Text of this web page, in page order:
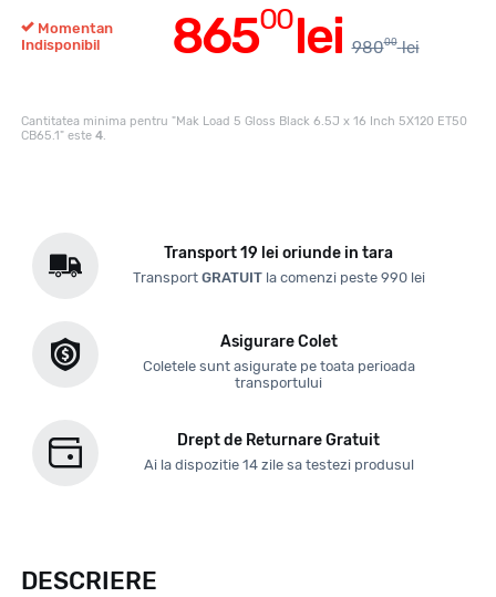
86500lei 98000 lei
Momentan
Indisponibil
Cantitatea minima pentru "Mak Load 5 Gloss Black 6.5J x 16 Inch 5X120 ET50
CB65.1" este 4.
Transport 19 lei oriunde in tara
Transport GRATUITla comenzi peste 990 lei
Asigurare Colet
Coletele sunt asigurate pe toata perioada
transportului
Drept de Returnare Gratuit
Ai la dispozitie 14 zile sa testezi produsul
DESCRIERE